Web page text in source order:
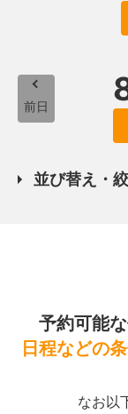
前日
並び替え・
予約可能
日程などの
なお以